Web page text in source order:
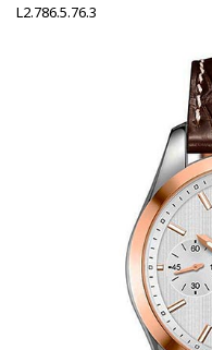
L2.786.5.76.3